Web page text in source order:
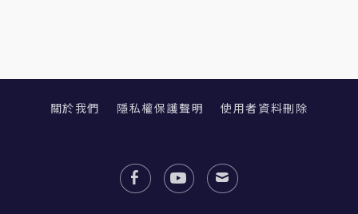
關於我們 隱私權保護聲明 使用者資料刪除